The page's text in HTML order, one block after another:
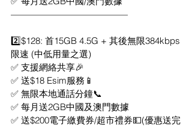
—————————————
2️⃣$128: 首15GB 4.5G + 其後無限384kbps
限速 (中低用量之選)
✅ 支援網絡共享🎉
✅ 送$18 Esim服務📱
✅ 無限本地通話分鐘📞
✅ 每月送2GB中國及澳門數據
✅ 送$200電子繳費券/超市禮券💵(優惠送完